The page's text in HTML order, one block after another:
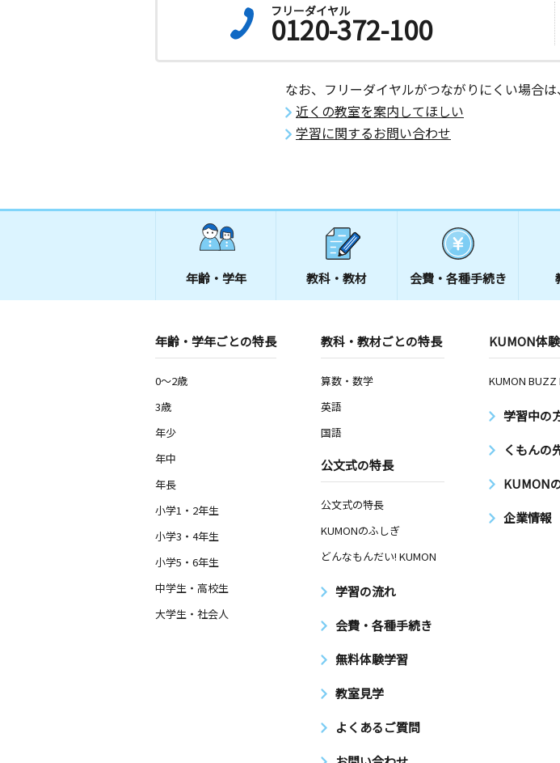
火 水 木 金 土
3歳～高校生
東京都足立区谷中２丁目９－４ 平井ビル ２Ｆ
花畑バス通り教室
水 木 金
日
1歳～高校生
東京都足立区花畑４丁目２２－１１ 第１５新井
東京都足立区大谷田３丁目６－１５ 第２シャテ
レート石井１０１号室
中央本町教室
東京都足立区中央本町４丁目１２‐６
フリーダイヤル
0120-372-100
なお、フリーダイヤルがつながりにくい場合
近くの教室を案内してほしい
学習に関するお問い合わせ
年齢・学年 教科・教材 会費・ 各種手続き
年齢・学年ごとの特長
0～2歳
3歳
年少
年中
年長
小学1・2年生
小学3・4年生
小学5・6年生
中学生・高校生
大学生・社会人
教科・教材ごとの特長
算数・数学
英語
国語
公文式の特長
公文式の特長
KUMONのふしぎ
どんなもんだい! KUMON
学習の流れ
会費・各種手続き
無料体験学習
教室見学
よくあるご質問
KUMON体
KUMON BUZZ
学習中の
くもんの
KUMON
企業情報